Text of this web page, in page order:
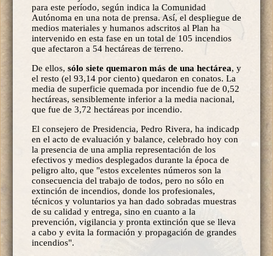
para este período, según indica la Comunidad
Autónoma en una nota de prensa. Así, el despliegue de
medios materiales y humanos adscritos al Plan ha
intervenido en esta fase en un total de 105 incendios
que afectaron a 54 hectáreas de terreno.
De ellos, sólo siete quemaron más de una hectárea, y
el resto (el 93,14 por ciento) quedaron en conatos. La
media de superficie quemada por incendio fue de 0,52
hectáreas, sensiblemente inferior a la media nacional,
que fue de 3,72 hectáreas por incendio.
El consejero de Presidencia, Pedro Rivera, ha indicadp
en el acto de evaluación y balance, celebrado hoy con
la presencia de una amplia representación de los
efectivos y medios desplegados durante la época de
peligro alto, que "estos excelentes números son la
consecuencia del trabajo de todos, pero no sólo en
extinción de incendios, donde los profesionales,
técnicos y voluntarios ya han dado sobradas muestras
de su calidad y entrega, sino en cuanto a la
prevención, vigilancia y pronta extinción que se lleva
a cabo y evita la formación y propagación de grandes
incendios".